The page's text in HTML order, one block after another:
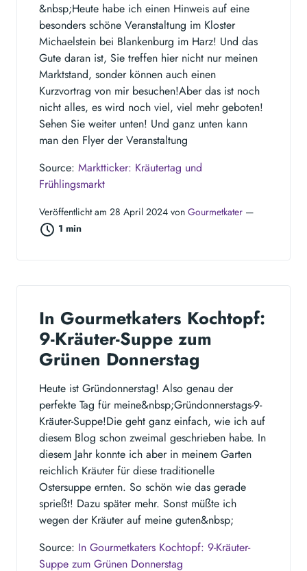
&nbsp;Heute habe ich einen Hinweis auf eine
besonders schöne Veranstaltung im Kloster
Michaelstein bei Blankenburg im Harz! Und das
Gute daran ist, Sie treffen hier nicht nur meinen
Marktstand, sonder können auch einen
Kurzvortrag von mir besuchen!Aber das ist noch
nicht alles, es wird noch viel, viel mehr geboten!
Sehen Sie weiter unten! Und ganz unten kann
man den Flyer der Veranstaltung
Source: Marktticker: Kräutertag und
Frühlingsmarkt
Veröffentlicht am 28 April 2024 von Gourmetkater —
1 min
In Gourmetkaters Kochtopf:
9-Kräuter-Suppe zum
Grünen Donnerstag
Heute ist Gründonnerstag! Also genau der
perfekte Tag für meine&nbsp;Gründonnerstags-9-
Kräuter-Suppe!Die geht ganz einfach, wie ich auf
diesem Blog schon zweimal geschrieben habe. In
diesem Jahr konnte ich aber in meinem Garten
reichlich Kräuter für diese traditionelle
Ostersuppe ernten. So schön wie das gerade
sprießt! Dazu später mehr. Sonst müßte ich
wegen der Kräuter auf meine guten&nbsp;
Source: In Gourmetkaters Kochtopf: 9-Kräuter-
Suppe zum Grünen Donnerstag